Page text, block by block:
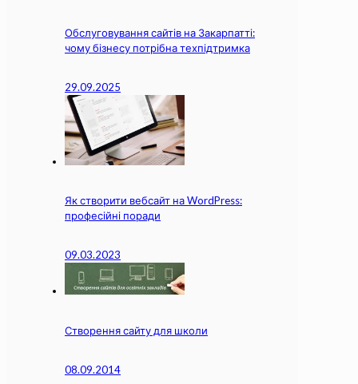
Обслуговування сайтів на Закарпатті:
чому бізнесу потрібна техпідтримка
29.09.2025
Як створити вебсайт на WordPress:
професійні поради
09.03.2023
Створення сайту для школи
08.09.2014